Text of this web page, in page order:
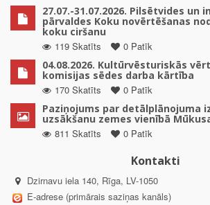
27.07.-31.07.2026. Pilsētvides un
pārvaldes Koku novērtēšanas
koku ciršanu
119 Skatīts
0 Patīk
04.08.2026. Kultūrvēsturiskās
komisijas sēdes darba kārtība
170 Skatīts
0 Patīk
Paziņojums par detālplānojuma
uzsākšanu zemes vienībā
811 Skatīts
0 Patīk
Kontakti
Dzirnavu iela 140, Rīga, LV-1050
E-adrese (primārais saziņas kanāls)